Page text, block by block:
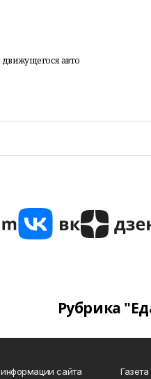
авто
Рубрика
сайта